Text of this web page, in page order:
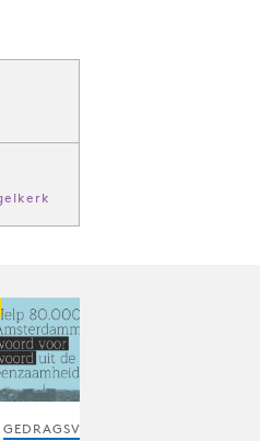
GEDRAGSVERANDERING